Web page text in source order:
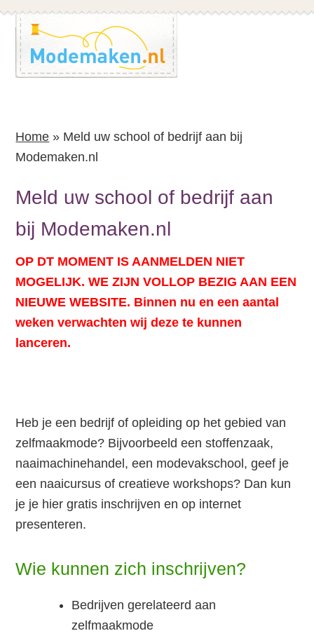
Spring
naar
de
inhoud
Spring
naar
de
voettekst
Home » Meld uw school of bedrijf aan bij
Modemaken.nl
Meld uw school of bedrijf aan
bij Modemaken.nl
OP DT MOMENT IS AANMELDEN NIET
MOGELIJK. WE ZIJN VOLLOP BEZIG AAN EEN
NIEUWE WEBSITE. Binnen nu en een aantal
weken verwachten wij deze te kunnen
lanceren.
Heb je een bedrijf of opleiding op het gebied van
zelfmaakmode? Bijvoorbeeld een stoffenzaak,
naaimachinehandel, een modevakschool, geef je
een naaicursus of creatieve workshops? Dan kun
je je hier gratis inschrijven en op internet
presenteren.
Wie kunnen zich inschrijven?
Bedrijven gerelateerd aan
zelfmaakmode